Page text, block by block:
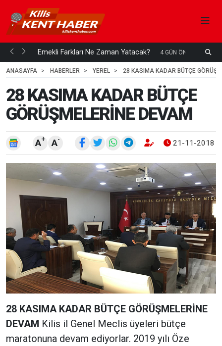
mi... Emekli Farkları Ne Zaman Yatacak? 4 GÜN ÖNCE
ANASAYFA
HABERLER YEREL 28 KASIMA KADAR BÜTÇE
28 KASIMA KADAR BÜTÇE
GÖRÜŞMELERİNE DEVAM
A+ A- 21-11-2018
28 KASIMA KADAR BÜTÇE GÖRÜŞMELERİNE
DEVAM Kilis il Genel Meclis üyeleri bütçe
maratonuna devam ediyorlar. 2019 yılı Öze